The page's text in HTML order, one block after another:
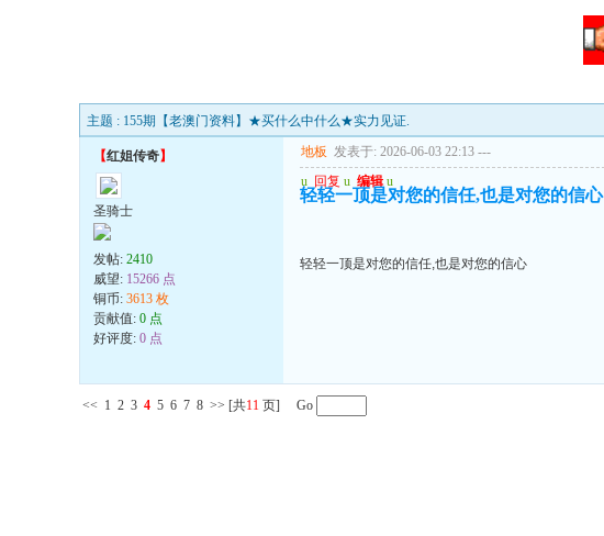
主题 : 155期【老澳门资料】★买什么中什么★实力见证.
【红姐传奇】
圣骑士
发帖: 2410
威望: 15266 点
铜币: 3613 枚
贡献值: 0 点
好评度: 0 点
地板 发表于: 2026-06-03 22:13 ---
u 回复 u 编辑 u
轻轻一顶是对您的信任,也是对您的信心
轻轻一顶是对您的信任,也是对您的信心
<< 1 2 3 4 5 6 7 8 >> [共11 页] Go